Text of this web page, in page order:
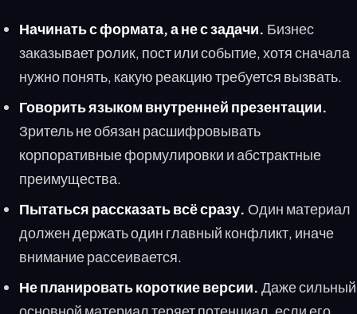
Начинать с формата, а не с задачи. Бизнес
заказывает ролик, пост или событие, хотя сначала
нужно понять, какую реакцию требуется вызвать.
Говорить языком внутренней презентации.
Зритель не обязан расшифровывать
корпоративные формулировки и абстрактные
преимущества.
Пытаться рассказать всё сразу. Один материал
должен держать один главный конфликт, иначе
внимание рассеивается.
Не планировать короткие версии. Даже сильный
основной материал теряет потенциал, если его